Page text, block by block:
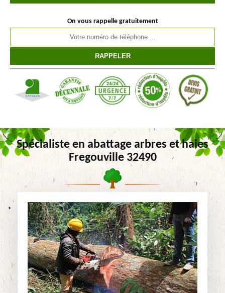
On vous rappelle gratuitement
Spécialiste en abattage arbres et haies
Fregouville 32490